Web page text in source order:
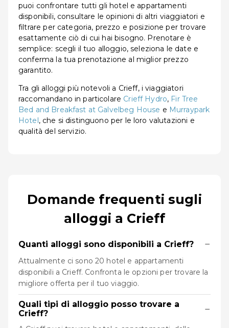
puoi confrontare tutti gli hotel e appartamenti
disponibili, consultare le opinioni di altri viaggiatori e
filtrare per categoria, prezzo e posizione per trovare
esattamente ciò di cui hai bisogno. Prenotare è
semplice: scegli il tuo alloggio, seleziona le date e
conferma la tua prenotazione al miglior prezzo
garantito.
Tra gli alloggi più notevoli a Crieff, i viaggiatori
raccomandano in particolare Crieff Hydro, Fir Tree
Bed and Breakfast at Galvelbeg House e Murraypark
Hotel, che si distinguono per le loro valutazioni e
qualità del servizio.
Domande frequenti sugli
alloggi a Crieff
Quanti alloggi sono disponibili a Crieff? −
Attualmente ci sono 20 hotel e appartamenti
disponibili a Crieff. Confronta le opzioni per trovare la
migliore offerta per il tuo viaggio.
Quali tipi di alloggio posso trovare a
Crieff?
−